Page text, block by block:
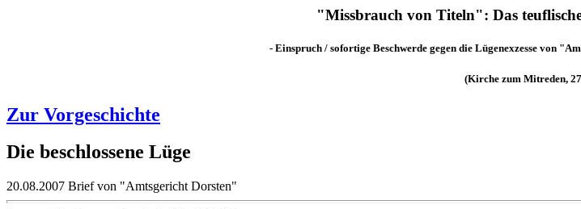
"Missbrauch von Titeln": Das
- Einspruch / sofortige Beschwerde gegen die Lügenexzesse von
(Kirche zum Mitreden,
Zur Vorgeschichte
Die beschlossene Lüge
20.08.2007 Brief von "Amtsgericht Dorsten"